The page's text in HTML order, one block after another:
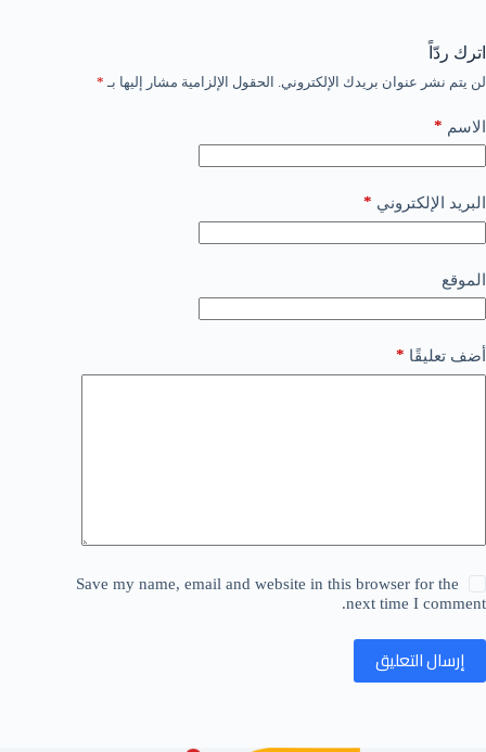
اترك ردّاً
لن يتم نشر عنوان بريدك الإلكتروني. الحقول الإلزامية مشار إليها بـ *
الاسم *
البريد الإلكتروني *
الموقع
أضف تعليقًا *
Save my name, email and website in this browser for the
next time I comment.
إرسال التعليق